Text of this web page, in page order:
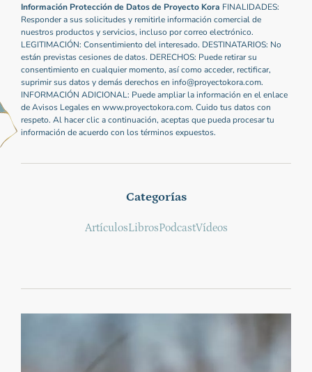
Información Protección de Datos de Proyecto Kora FINALIDADES:
Responder a sus solicitudes y remitirle información comercial de
nuestros productos y servicios, incluso por correo electrónico.
LEGITIMACIÓN: Consentimiento del interesado. DESTINATARIOS: No
están previstas cesiones de datos. DERECHOS: Puede retirar su
consentimiento en cualquier momento, así como acceder, rectificar,
suprimir sus datos y demás derechos en info@proyectokora.com.
INFORMACIÓN ADICIONAL: Puede ampliar la información en el enlace
de Avisos Legales en www.proyectokora.com. Cuido tus datos con
respeto. Al hacer clic a continuación, aceptas que pueda procesar tu
información de acuerdo con los términos expuestos.
Categorías
ArtículosLibrosPodcastVídeos